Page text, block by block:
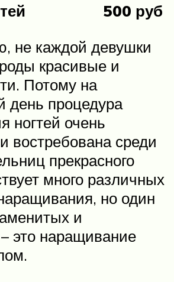
500 руб
не каждой девушки
красивые и
Потому на
день процедура
ногтей очень
востребована среди
прекрасного
много различных
но один
и
это наращивание